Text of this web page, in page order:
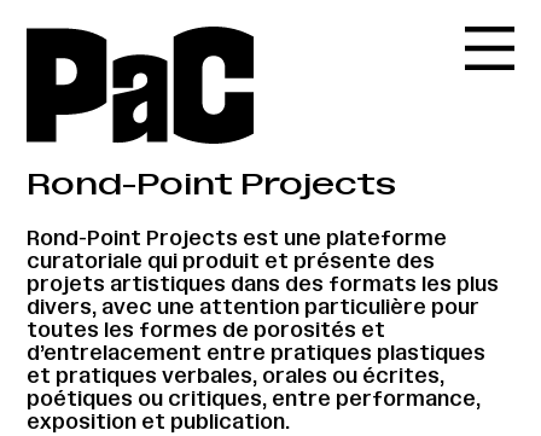
Rond-Point Projects
Rond-Point Projects est une plateforme
curatoriale qui produit et présente des
projets artistiques dans des formats les plus
divers, avec une attention particulière pour
toutes les formes de porosités et
d’entrelacement entre pratiques plastiques
et pratiques verbales, orales ou écrites,
poétiques ou critiques, entre performance,
exposition et publication.